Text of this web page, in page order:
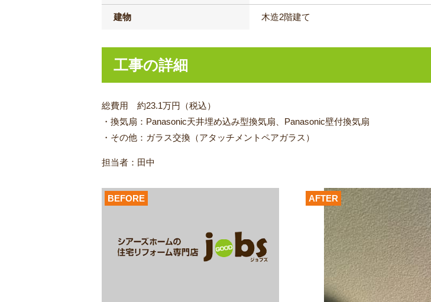
建物 木造2階建て
工事の詳細
総費用 約23.1万円（税込）
・換気扇：Panasonic天井埋め込み型換気扇、Panasonic壁付換気扇
・その他：ガラス交換（アタッチメントペアガラス）
担当者：田中
AFTER
BEFORE